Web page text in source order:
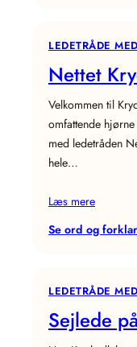
LEDETRÅDE
Nettet
Velkommen til
omfattende
med ledetråden
hele…
Læs mere
Se ord og
LEDETRÅDE
Sejlede